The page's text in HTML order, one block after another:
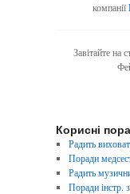
компанії
Завітайте на
Корисні
Радить
Поради
Радить
Поради інстр.